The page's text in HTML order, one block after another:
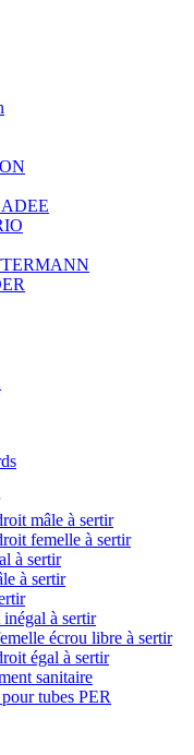
mâle à sertir
femelle à sertir
à sertir
à sertir
inégal à sertir
écrou libre à sertir
égal à sertir
sanitaire
tubes PER